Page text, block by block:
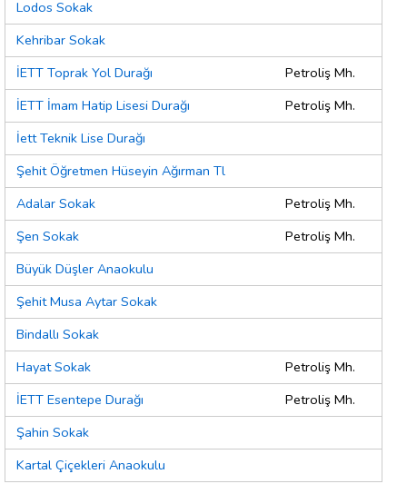
Lodos Sokak
Kehribar Sokak
İETT Toprak Yol Durağı
Petroliş Mh.
İETT İmam Hatip Lisesi Durağı
Petroliş Mh.
İett Teknik Lise Durağı
Şehit Öğretmen Hüseyin Ağırman Tl
Adalar Sokak
Petroliş Mh.
Şen Sokak
Petroliş Mh.
Büyük Düşler Anaokulu
Şehit Musa Aytar Sokak
Bindallı Sokak
Hayat Sokak
Petroliş Mh.
İETT Esentepe Durağı
Petroliş Mh.
Şahin Sokak
Kartal Çiçekleri Anaokulu